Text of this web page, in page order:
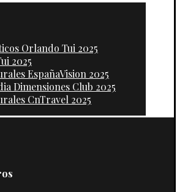
Orlando Tui 2025
2025
EspañaVision 2025
Dimensiones Club 2025
CnTravel 2025